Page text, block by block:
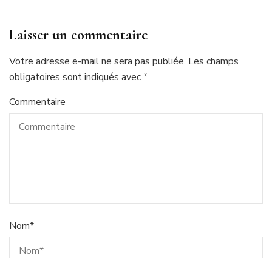
Laisser un commentaire
Votre adresse e-mail ne sera pas publiée. Les champs
obligatoires sont indiqués avec*
Commentaire
Nom*